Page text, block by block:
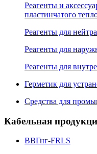
Реагенты и
пластинчатого
Реагенты для
Реагенты для
Реагенты для
Герметик для
Средства для
Кабельная
ВВГнг-FRLS